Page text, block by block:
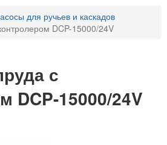
для ручьев и каскадов
DCP-15000/24V
с
DCP-15000/24V